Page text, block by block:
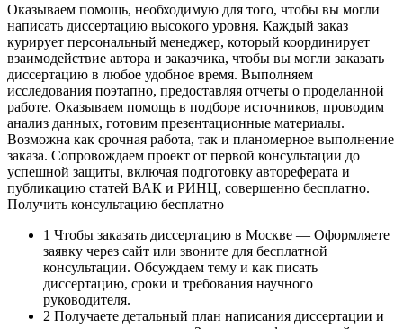
Оказываем помощь, необходимую для того, чтобы вы могли
написать диссертацию высокого уровня. Каждый заказ
курирует персональный менеджер, который координирует
взаимодействие автора и заказчика, чтобы вы могли заказать
диссертацию в любое удобное время. Выполняем
исследования поэтапно, предоставляя отчеты о проделанной
работе. Оказываем помощь в подборе источников, проводим
анализ данных, готовим презентационные материалы.
Возможна как срочная работа, так и планомерное выполнение
заказа. Сопровождаем проект от первой консультации до
успешной защиты, включая подготовку автореферата и
публикацию статей ВАК и РИНЦ, совершенно бесплатно.
Получить консультацию бесплатно
1 Чтобы заказать диссертацию в Москве — Оформляете
заявку через сайт или звоните для бесплатной
консультации. Обсуждаем тему и как писать
диссертацию, сроки и требования научного
руководителя.
2 Получаете детальный план написания диссертации и